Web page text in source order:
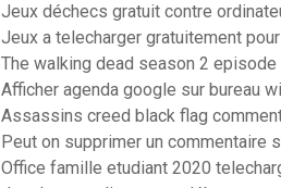
Jeux déchecs gratuit contre
Jeux a telecharger gratuitement
The walking dead season 2
Afficher agenda google sur bureau
Assassins creed black flag
Peut on supprimer un commentaire
Office famille etudiant 2020